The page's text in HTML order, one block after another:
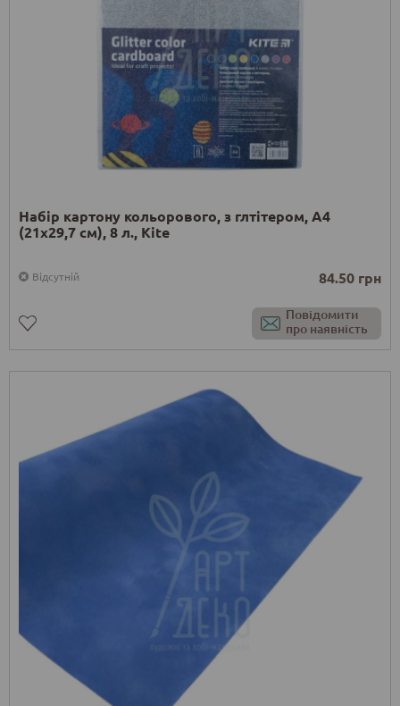
Набір картону кольорового, з глтітером, А4
(21х29,7 см), 8 л., Kite
Відсутній 84.50 грн
Повідомити
про наявність